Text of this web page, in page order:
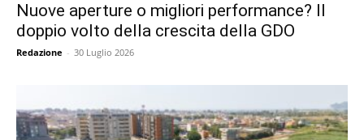
Nuove aperture o migliori performance? Il
doppio volto della crescita della GDO
Redazione - 30 Luglio 2026